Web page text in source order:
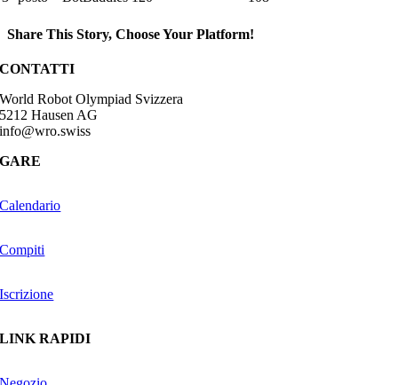
Share This Story, Choose Your Platform!
Facebook
CONTATTI
World Robot Olympiad Svizzera
5212 Hausen AG
info@wro.swiss
GARE
Calendario
Compiti
Iscrizione
LINK RAPIDI